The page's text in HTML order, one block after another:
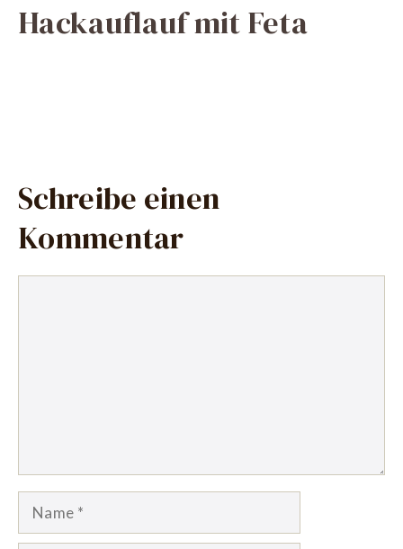
Hackauflauf mit Feta
Schreibe einen
Kommentar
Name